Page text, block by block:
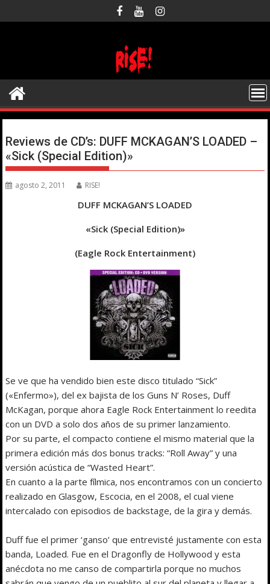
al
Reviews de CD’s: DUFF MCKAGAN’S LOADED –
«Sick (Special Edition)»
agosto 2, 2011 RISE!
DUFF MCKAGAN’S LOADED
«Sick (Special Edition)»
(Eagle Rock Entertainment)
Se ve que ha vendido bien este disco titulado “Sick”
(«Enfermo»), del ex bajista de los Guns N’ Roses, Duff
McKagan, porque ahora Eagle Rock Entertainment lo reedita
con un DVD a solo dos años de su primer lanzamiento.
Por su parte, el compacto contiene el mismo material que la
primera edición más dos bonus tracks: “Roll Away” y una
versión acústica de “Wasted Heart”.
En cuanto a la parte fílmica, nos encontramos con un concierto
realizado en Glasgow, Escocia, en el 2008, el cual viene
intercalado con episodios de backstage, de la gira y demás.
Duff fue el primer ‘ganso’ que entrevisté justamente con esta
banda, Loaded. Fue en el Dragonfly de Hollywood y esta
anécdota no me canso de compartirla porque no muchos